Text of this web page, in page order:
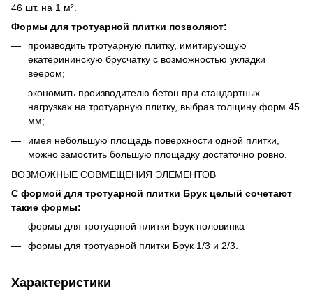
46 шт. на 1 м².
Формы для тротуарной плитки позволяют:
производить тротуарную плитку, имитирующую
екатерининскую брусчатку с возможностью укладки
веером;
экономить производителю бетон при стандартных
нагрузках на тротуарную плитку, выбрав толщину форм 45
мм;
имея небольшую площадь поверхности одной плитки,
можно замостить большую площадку достаточно ровно.
ВОЗМОЖНЫЕ СОВМЕЩЕНИЯ ЭЛЕМЕНТОВ
С формой для тротуарной плитки Брук целый сочетают
такие формы:
формы для тротуарной плитки Брук половинка
формы для тротуарной плитки Брук 1/3 и 2/3.
Характеристики